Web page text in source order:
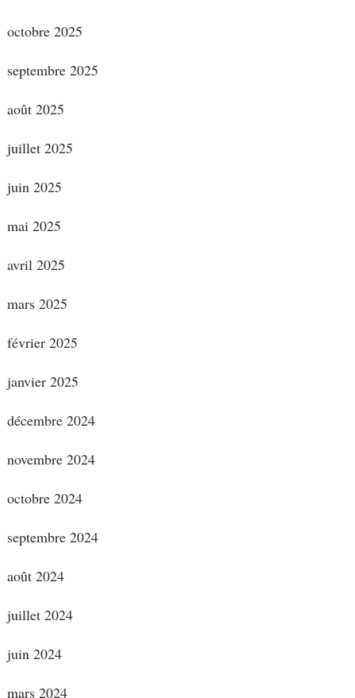
octobre 2025
septembre 2025
août 2025
juillet 2025
juin 2025
mai 2025
avril 2025
mars 2025
février 2025
janvier 2025
décembre 2024
novembre 2024
octobre 2024
septembre 2024
août 2024
juillet 2024
juin 2024
mars 2024